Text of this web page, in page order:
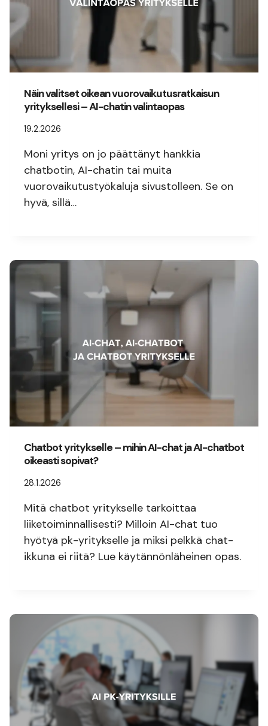
Näin valitset oikean vuorovaikutusratkaisun
yrityksellesi – AI-chatin valintaopas
19.2.2026
Moni yritys on jo päättänyt hankkia
chatbotin, AI-chatin tai muita
vuorovaikutustyökaluja sivustolleen. Se on
hyvä, sillä…
Chatbot yritykselle – mihin AI-chat ja AI-chatbot
oikeasti sopivat?
28.1.2026
Mitä chatbot yritykselle tarkoittaa
liiketoiminnallisesti? Milloin AI-chat tuo
hyötyä pk-yritykselle ja miksi pelkkä chat-
ikkuna ei riitä? Lue käytännönläheinen opas.